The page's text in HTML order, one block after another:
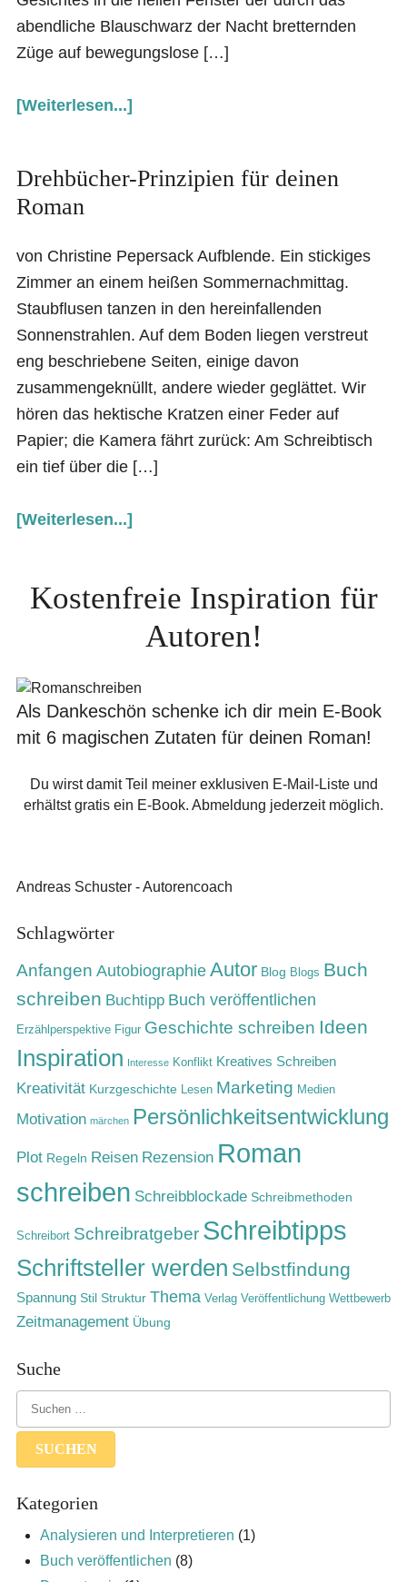
abendliche Blauschwarz der Nacht bretternden
Züge auf bewegungslose […]
[Weiterlesen...]
Drehbücher-Prinzipien für deinen
Roman
von Christine Pepersack Aufblende. Ein stickiges
Zimmer an einem heißen Sommernachmittag.
Staubflusen tanzen in den hereinfallenden
Sonnenstrahlen. Auf dem Boden liegen verstreut
eng beschriebene Seiten, einige davon
zusammengeknüllt, andere wieder geglättet. Wir
hören das hektische Kratzen einer Feder auf
Papier; die Kamera fährt zurück: Am Schreibtisch
ein tief über die […]
[Weiterlesen...]
Kostenfreie Inspiration für
Autoren!
Als Dankeschön schenke ich dir mein E-Book
mit 6 magischen Zutaten für deinen Roman!
Du wirst damit Teil meiner exklusiven E-Mail-Liste und
erhältst gratis ein E-Book. Abmeldung jederzeit möglich.
Andreas Schuster - Autorencoach
Schlagwörter
Anfangen Autobiographie Autor Blog Blogs Buch
schreiben Buchtipp Buch veröffentlichen
Erzählperspektive Figur Geschichte schreiben Ideen
Inspiration Interesse Konflikt Kreatives Schreiben
Kreativität Kurzgeschichte Lesen Marketing Medien
Motivation märchen Persönlichkeitsentwicklung
Plot Regeln Reisen Rezension Roman
schreiben Schreibblockade Schreibmethoden
Schreibort Schreibratgeber Schreibtipps
Schriftsteller werden Selbstfindung
Spannung Stil Struktur Thema Verlag Veröffentlichung Wettbewerb
Zeitmanagement Übung
Suche
Kategorien
Analysieren und Interpretieren (1)
Buch veröffentlichen (8)